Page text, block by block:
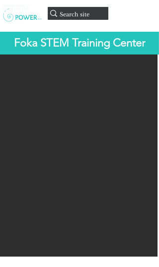
Foka STEM Training Center